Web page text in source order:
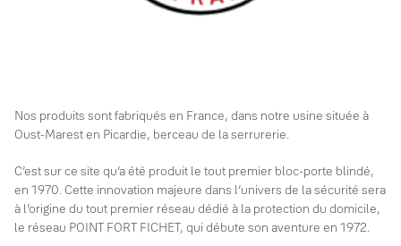
Nos produits sont fabriqués en France, dans notre usine située à
Oust-Marest en Picardie, berceau de la serrurerie.
C’est sur ce site qu’a été produit le tout premier bloc-porte blindé,
en 1970. Cette innovation majeure dans l’univers de la sécurité sera
à l’origine du tout premier réseau dédié à la protection du domicile,
le réseau POINT FORT FICHET, qui débute son aventure en 1972.